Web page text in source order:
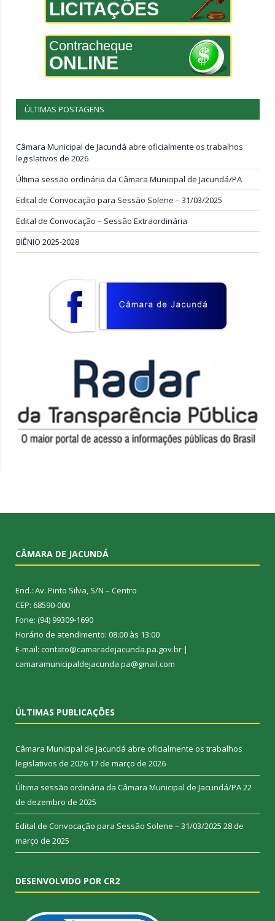
LICITAÇÕES
Contracheque
ONLINE
ÚLTIMAS POSTAGENS
Câmara Municipal de Jacundá abre oficialmente os trabalhos
legislativos de 2026
Última sessão ordinária da Câmara Municipal de Jacundá/PA
Edital de Convocação para Sessão Solene – 31/03/2025
Edital de Convocação – Sessão Extraordinária
BIÊNIO 2025-2028
CÂMARA DE JACUNDÁ
End.: Av. Pinto Silva, S/N – Centro
CEP: 68590-000
Fone: (94) 99309-1690
Horário de atendimento: 08:00 às 13:00
E-mail: contato@camaradejacunda.pa.gov.br |
camaramunicipaldejacunda.pa@gmail.com
ÚLTIMAS PUBLICAÇÕES
Câmara Municipal de Jacundá abre oficialmente os trabalhos
legislativos de 2026 17 de março de 2026
Última sessão ordinária da Câmara Municipal de Jacundá/PA22
de dezembro de 2025
Edital de Convocação para Sessão Solene – 31/03/2025 28 de
março de 2025
DESENVOLVIDO POR CR2